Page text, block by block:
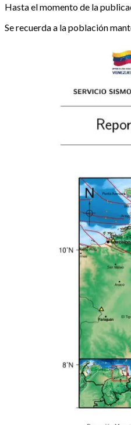
​Hasta el momento de la
Se recuerda a la población